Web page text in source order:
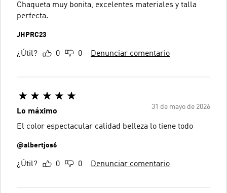
Chaqueta muy bonita, excelentes materiales y talla
perfecta.
JHPRC23
¿Útil? 0 0 Denunciar comentario
31 de mayo de 2026
Lo máximo
El color espectacular calidad belleza lo tiene todo
@albertjos6
¿Útil? 0 0 Denunciar comentario